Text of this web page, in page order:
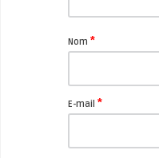
Nom *
E-mail *